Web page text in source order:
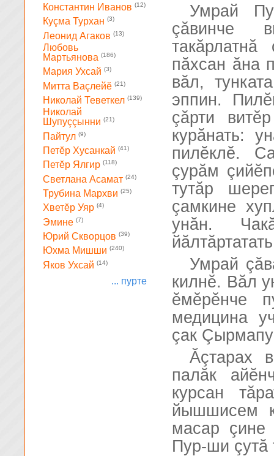
Умрай
çăвинче
пăхсан ăна
вăл,
эппин.
çăрти
курăнать:
пилĕклĕ.
çурăм
тутăр
çамкине
унăн.
Умрай
килнĕ. Вăл
ĕмĕрĕнче
медицина
çак
Ăçтарах
палăк
курсан
йышшисем
масар çине
Пур-ши çутă
Константин Иванов (12)
Куçма Турхан (3)
Леонид Агаков (13)
Любовь
Мартьянова (186)
Мария Ухсай (3)
Митта Ваçлейĕ (21)
Николай Теветкел (139)
Николай
Шупуççынни (21)
Пайтул (9)
Петĕр Хусанкай (41)
Петĕр Ялгир (118)
Светлана Асамат (24)
Трубина Мархви (25)
Хветĕр Уяр (4)
Эмине (7)
Юрий Скворцов (39)
Юхма Мишши (240)
Яков Ухсай (14)
... пурте